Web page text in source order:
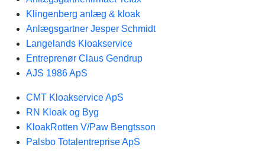
Klingenberg anlæg & kloak
Anlægsgartner Jesper Schmidt
Langelands Kloakservice
Entreprenør Claus Gendrup
AJS 1986 ApS
CMT Kloakservice ApS
RN Kloak og Byg
KloakRotten V/Paw Bengtsson
Palsbo Totalentreprise ApS